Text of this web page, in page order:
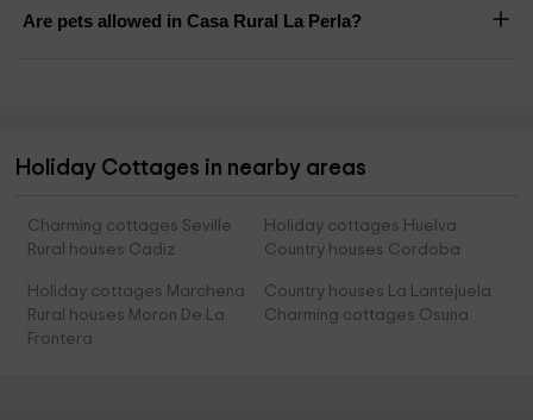
Are pets allowed in Casa Rural La Perla?
Holiday Cottages in nearby areas
Charming cottages Seville
Holiday cottages Huelva
Rural houses Cadiz
Country houses Cordoba
Holiday cottages Marchena
Country houses La Lantejuela
Rural houses Moron De La
Frontera
Charming cottages Osuna